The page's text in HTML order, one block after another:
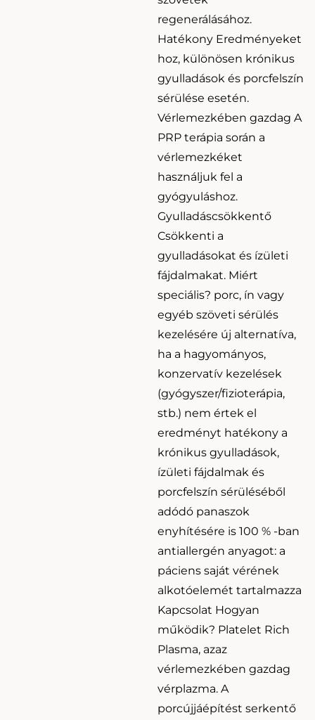
regenerálásához.
Hatékony Eredményeket
hoz, különösen krónikus
gyulladások és porcfelszín
sérülése esetén.
Vérlemezkében gazdag A
PRP terápia során a
vérlemezkéket
használjuk fel a
gyógyuláshoz.
Gyulladáscsökkentő
Csökkenti a
gyulladásokat és ízületi
fájdalmakat. Miért
speciális? porc, ín vagy
egyéb szöveti sérülés
kezelésére új alternatíva,
ha a hagyományos,
konzervatív kezelések
(gyógyszer/fizioterápia,
stb.) nem értek el
eredményt hatékony a
krónikus gyulladások,
ízületi fájdalmak és
porcfelszín sérüléséből
adódó panaszok
enyhítésére is 100 % -ban
antiallergén anyagot: a
páciens saját vérének
alkotóelemét tartalmazza
Kapcsolat Hogyan
működik? Platelet Rich
Plasma, azaz
vérlemezkében gazdag
vérplazma. A
porcújjáépítést serkentő